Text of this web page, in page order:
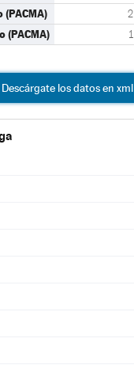
2
(PACMA) 1
Descárgate los datos en xml